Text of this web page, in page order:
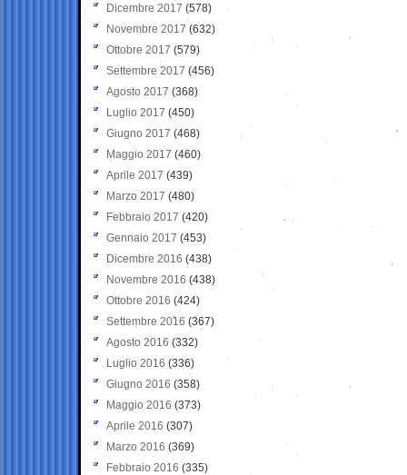
Dicembre 2017 (578)
Novembre 2017 (632)
Ottobre 2017 (579)
Settembre 2017 (456)
Agosto 2017 (368)
Luglio 2017 (450)
Giugno 2017 (468)
Maggio 2017 (460)
Aprile 2017 (439)
Marzo 2017 (480)
Febbraio 2017 (420)
Gennaio 2017 (453)
Dicembre 2016 (438)
Novembre 2016 (438)
Ottobre 2016 (424)
Settembre 2016 (367)
Agosto 2016 (332)
Luglio 2016 (336)
Giugno 2016 (358)
Maggio 2016 (373)
Aprile 2016 (307)
Marzo 2016 (369)
Febbraio 2016 (335)